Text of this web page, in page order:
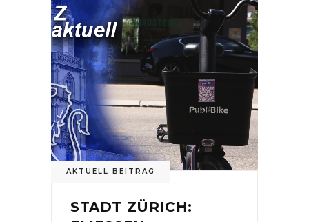
AKTUELL BEITRAG
STADT ZÜRICH: